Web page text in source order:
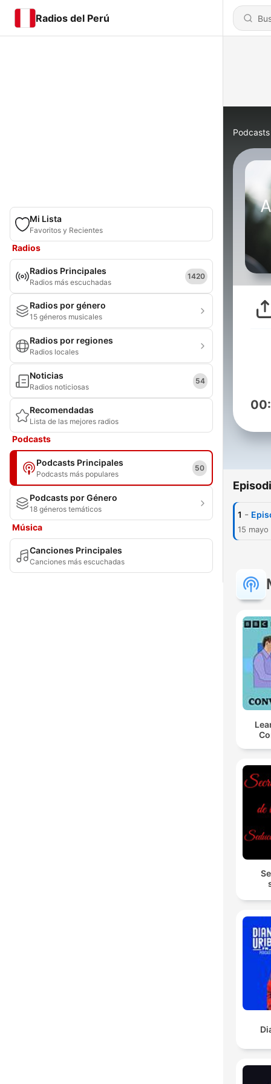
Radios del Perú
Mi Lista
Favoritos y Recientes
Radios
Radios Principales
Radios más escuchadas
1420
Radios por género
15 géneros musicales
Radios por regiones
Radios locales
Noticias
Radios noticiosas
54
Recomendadas
Lista de las mejores radios
Podcasts
Podcasts Principales
Podcasts más populares
50
Podcasts por Género
18 géneros temáticos
Música
Canciones Principales
Canciones más escuchadas
Podcasts
1 -
15 mayo